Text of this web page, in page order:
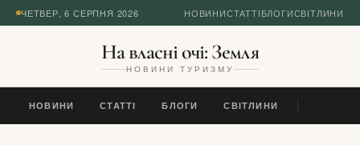
ЧЕТВЕР, 6 СЕРПНЯ 2026 НОВИНИСТАТТІБЛОГИСВІТЛИНИ
На власні очі: Земля
НОВИНИ ТУРИЗМУ
НОВИНИ СТАТТІ БЛОГИ СВІТЛИНИ